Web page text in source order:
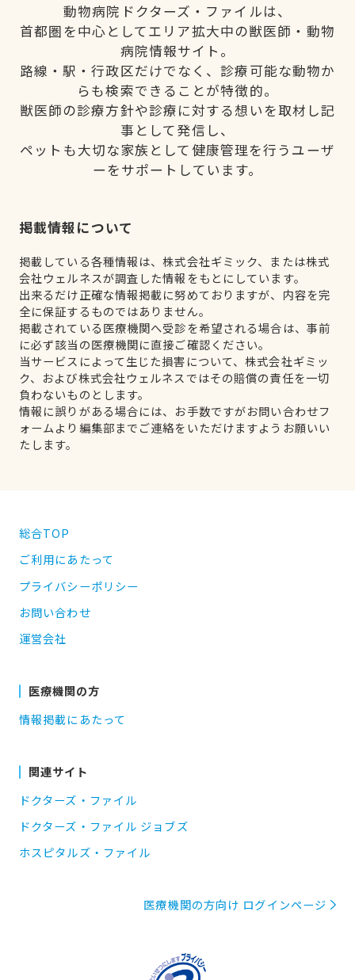
動物病院ドクターズ・ファイルは、
首都圏を中心としてエリア拡大中の獣医師・動物
病院情報サイト。
路線・駅・行政区だけでなく、診療可能な動物か
らも検索できることが特徴的。
獣医師の診療方針や診療に対する想いを取材し記
事として発信し、
ペットも大切な家族として健康管理を行うユーザ
ーをサポートしています。
掲載情報について
掲載している各種情報は、株式会社ギミック、または株式
会社ウェルネスが調査した情報をもとにしています。
出来るだけ正確な情報掲載に努めておりますが、内容を完
全に保証するものではありません。
掲載されている医療機関へ受診を希望される場合は、事前
に必ず該当の医療機関に直接ご確認ください。
当サービスによって生じた損害について、株式会社ギミッ
ク、および株式会社ウェルネスではその賠償の責任を一切
負わないものとします。
情報に誤りがある場合には、お手数ですがお問い合わせフ
ォームより編集部までご連絡をいただけますようお願いい
たします。
総合TOP
ご利用にあたって
プライバシーポリシー
お問い合わせ
運営会社
医療機関の方
情報掲載にあたって
関連サイト
ドクターズ・ファイル
ドクターズ・ファイル ジョブズ
ホスピタルズ・ファイル
医療機関の方向け ログインページ